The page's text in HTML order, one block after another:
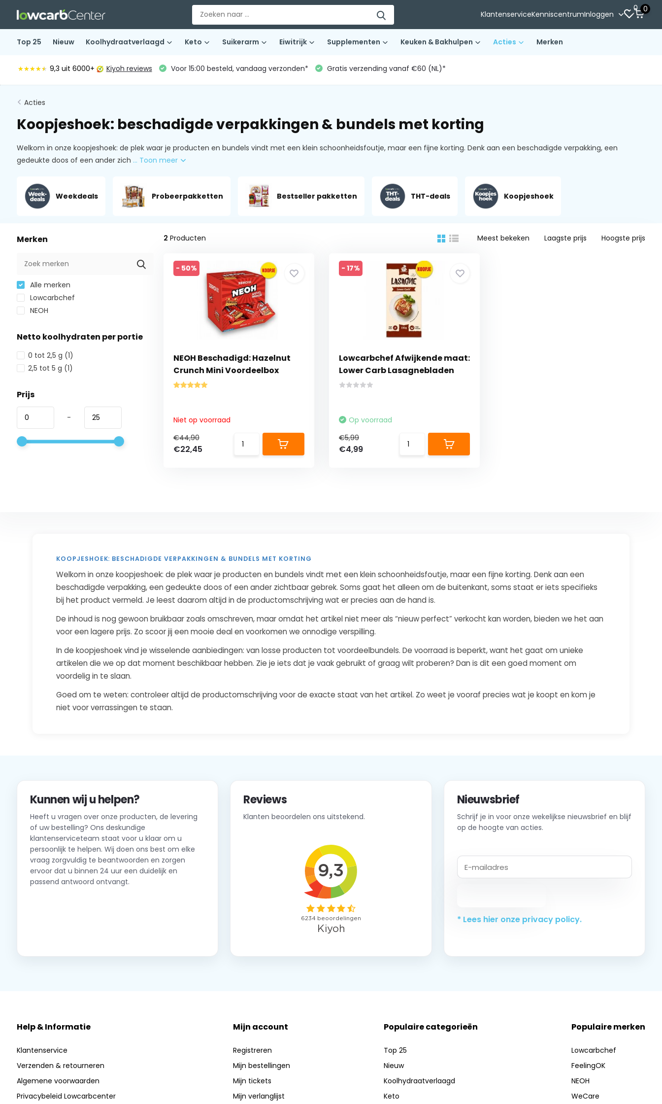
KlantenserviceKenniscentrumInloggen
0 0
Top 25 Nieuw Koolhydraatverlaagd Keto Suikerarm Eiwitrijk Supplementen Keuken & Bakhulpen Acties Merken
★★★★★
★★★★★ 9,3 uit 6000+ Kiyoh reviews Voor 15:00 besteld, vandaag verzonden* Gratis verzending vanaf €60 (NL)*
Acties
Koopjeshoek: beschadigde verpakkingen & bundels met korting
Welkom in onze koopjeshoek: de plek waar je producten en bundels vindt met een klein schoonheidsfoutje, maar een fijne korting. Denk aan een beschadigde verpakking, een
gedeukte doos of een ander zich ... Toon meer
Weekdeals Probeerpakketten Bestseller pakketten THT-deals Koopjeshoek
Merken
Alle merken
Lowcarbchef
NEOH
Netto koolhydraten per portie
0 tot 2,5 g (1)
2,5 tot 5 g (1)
Prijs
-
2 Producten Meest bekeken Laagste prijs Hoogste prijs
- 50%
NEOH Beschadigd: Hazelnut
Crunch Mini Voordeelbox
Niet op voorraad
€44,90
€22,45
- 17%
Lowcarbchef Afwijkende maat:
Lower Carb Lasagnebladen
Op voorraad
€5,99
€4,99
KOOPJESHOEK: BESCHADIGDE VERPAKKINGEN & BUNDELS MET KORTING
Welkom in onze koopjeshoek: de plek waar je producten en bundels vindt met een klein schoonheidsfoutje, maar een fijne korting. Denk aan een
beschadigde verpakking, een gedeukte doos of een ander zichtbaar gebrek. Soms gaat het alleen om de buitenkant, soms staat er iets specifieks
bij het product vermeld. Je leest daarom altijd in de productomschrijving wat er precies aan de hand is.
De inhoud is nog gewoon bruikbaar zoals omschreven, maar omdat het artikel niet meer als “nieuw perfect” verkocht kan worden, bieden we het aan
voor een lagere prijs. Zo scoor jij een mooie deal en voorkomen we onnodige verspilling.
In de koopjeshoek vind je wisselende aanbiedingen: van losse producten tot voordeelbundels. De voorraad is beperkt, want het gaat om unieke
artikelen die we op dat moment beschikbaar hebben. Zie je iets dat je vaak gebruikt of graag wilt proberen? Dan is dit een goed moment om
voordelig in te slaan.
Goed om te weten: controleer altijd de productomschrijving voor de exacte staat van het artikel. Zo weet je vooraf precies wat je koopt en kom je
niet voor verrassingen te staan.
Kunnen wij u helpen?
Heeft u vragen over onze producten, de levering
of uw bestelling? Ons deskundige
klantenserviceteam staat voor u klaar om u
persoonlijk te helpen. Wij doen ons best om elke
vraag zorgvuldig te beantwoorden en zorgen
ervoor dat u binnen 24 uur een duidelijk en
passend antwoord ontvangt.
Reviews
Klanten beoordelen ons uitstekend.
Nieuwsbrief
Schrijf je in voor onze wekelijkse nieuwsbrief en blijf
op de hoogte van acties.
* Lees hier onze privacy policy.
Help & Informatie
Klantenservice
Verzenden & retourneren
Algemene voorwaarden
Privacybeleid Lowcarbcenter
Mijn account
Registreren
Mijn bestellingen
Mijn tickets
Mijn verlanglijst
Populaire categorieën
Top 25
Nieuw
Koolhydraatverlaagd
Keto
Populaire merken
Lowcarbchef
FeelingOK
NEOH
WeCare